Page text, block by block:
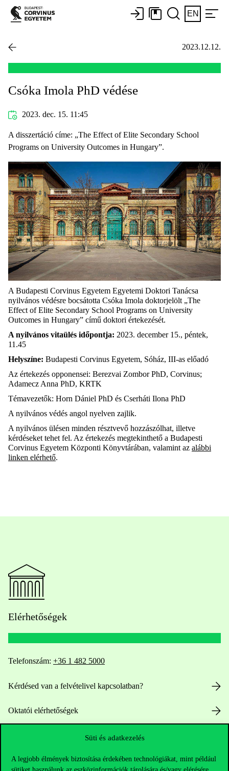
Süti és adatkezelés
A legjobb élmények biztosítása érdekében technológiákat, mint például
EN
2023.12.12.
Csóka Imola PhD védése
2023. dec. 15. 11:45
A disszertáció címe: „The Effect of Elite Secondary School
Programs on University Outcomes in Hungary”.
A Budapesti Corvinus Egyetem Egyetemi Doktori Tanácsa
nyilvános védésre bocsátotta Csóka Imola doktorjelölt „The
Effect of Elite Secondary School Programs on University
Outcomes in Hungary” című doktori értekezését.
A nyilvános vitaülés időpontja: 2023. december 15., péntek,
11.45
Helyszíne: Budapesti Corvinus Egyetem, Sóház, III-as előadó
Az értekezés opponensei: Berezvai Zombor PhD, Corvinus;
Adamecz Anna PhD, KRTK
Témavezetők: Horn Dániel PhD és Cserháti Ilona PhD
A nyilvános védés angol nyelven zajlik.
A nyilvános ülésen minden résztvevő hozzászólhat, illetve
kérdéseket tehet fel. Az értekezés megtekinthető a Budapesti
Corvinus Egyetem Központi Könyvtárában, valamint az alábbi
linken elérhető.
Elérhetőségek
Telefonszám: +36 1 482 5000
Kérdésed van a felvételivel kapcsolatban?
Oktatói elérhetőségek
HUB jelenlegi hallgatóinknak
Sajtó:press@uni-corvinus.hu